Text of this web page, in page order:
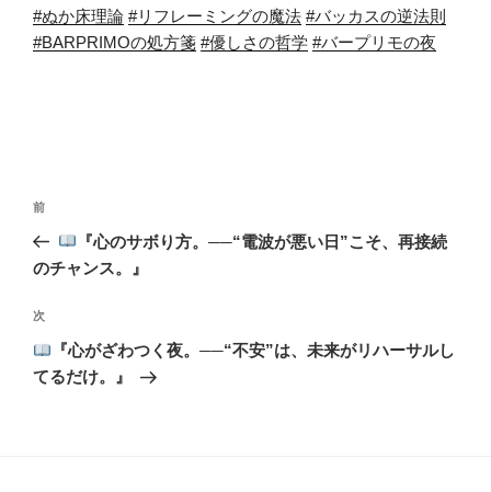
#ぬか床理論 #リフレーミングの魔法 #バッカスの逆法則
#BARPRIMOの処方箋 #優しさの哲学 #バープリモの夜
投
ナ
ゲ
ー
シ
前
の
投
前
『心のサボり方。──“電波が悪い日”こそ、再接続
のチャンス。』
次
の
投
次
『心がざわつく夜。──“不安”は、未来がリハーサルし
てるだけ。』